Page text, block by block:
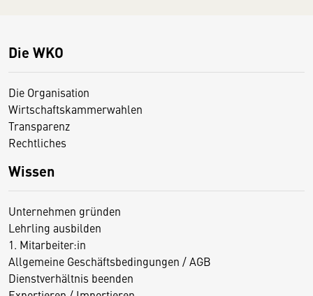
Die WKO
Die Organisation
Wirtschaftskammerwahlen
Transparenz
Rechtliches
Wissen
Unternehmen gründen
Lehrling ausbilden
1. Mitarbeiter:in
Allgemeine Geschäftsbedingungen / AGB
Dienstverhältnis beenden